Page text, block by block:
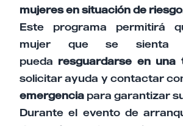
mujeres en situación de riesgo
Este programa permitirá
mujer que se sienta
pueda resguardarse en una
solicitar ayuda y contactar
emergencia para garantizar
Durante el evento de